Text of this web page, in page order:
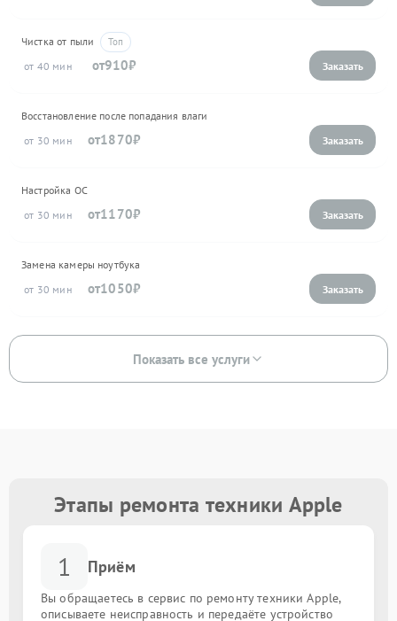
Чистка от пыли
40
910
Восстановление после попадания влаги
30
1870
Настройка ОС
30
1170
Замена камеры ноутбука
30
1050
Показать все услуги
Этапы ремонта техники Apple
1 Приём
Вы обращаетесь в сервис по ремонту техники Apple,
описываете неисправность и передаёте устройство